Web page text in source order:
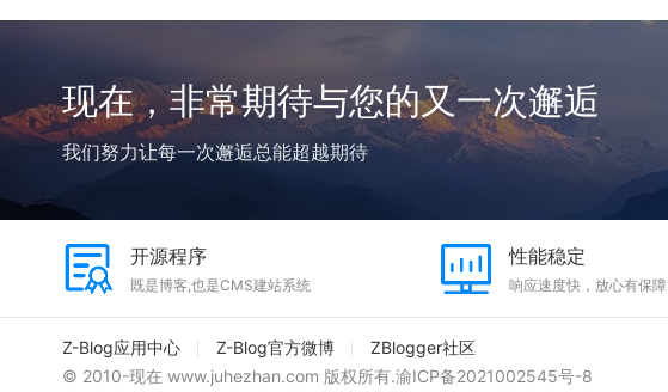
现在，非常期待与您的又一次邂逅
我们努力让每一次邂逅总能超越期待
开源程序
既是博客,也是CMS建站系统
性能稳定
响应速度快，放心有保障
Z-Blog应用中心 Z-Blog官方微博
ZBlogger社区
© 2010-现在 www.juhezhan.com 版权所有.渝ICP备2021002545号-8